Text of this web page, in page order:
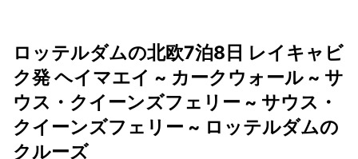
ロッテルダムの北欧7泊8日 レイキャビ
ク発 ヘイマエイ ~ カークウォール ~ サ
ウス・クイーンズフェリー ~ サウス・
クイーンズフェリー ~ ロッテルダムの
クルーズ